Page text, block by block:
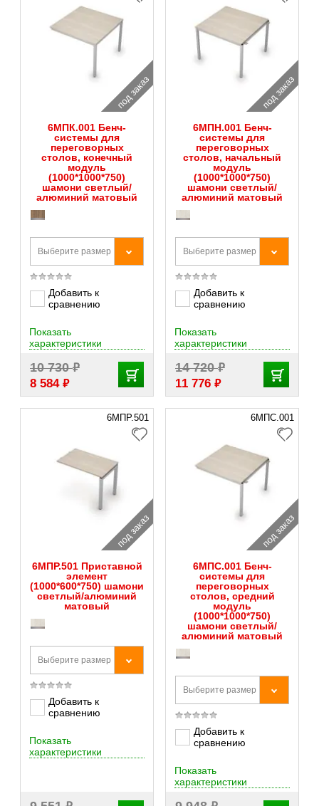
под заказ
6МПК.001 Бенч-
системы для
переговорных
столов, конечный
модуль
(1000*1000*750)
шамони светлый/
алюминий матовый
Выберите размер
Добавить к
сравнению
10 730₽
8 584 ₽
Показать
характеристики
под заказ
6МПН.001 Бенч-
системы для
переговорных
столов, начальный
модуль
(1000*1000*750)
шамони светлый/
алюминий матовый
Выберите размер
Добавить к
сравнению
14 720₽
11 776 ₽
Показать
характеристики
6МПР.501
под заказ
6МПР.501 Приставной
элемент
(1000*600*750) шамони
светлый/алюминий
матовый
Выберите размер
Добавить к
сравнению
Показать
характеристики
6МПС.001
под заказ
6МПС.001 Бенч-
системы для
переговорных
столов, средний
модуль
(1000*1000*750)
шамони светлый/
алюминий матовый
Выберите размер
Добавить к
сравнению
Показать
характеристики